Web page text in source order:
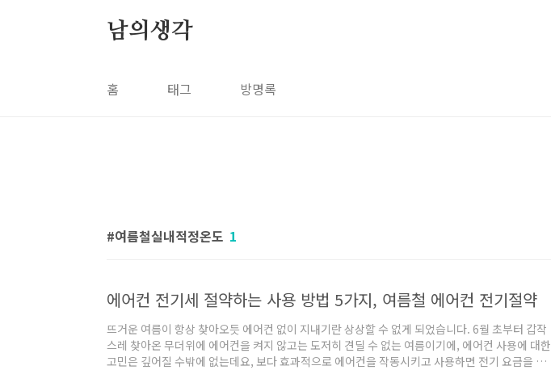
남의생각
홈 태그 방명록
여름철실내적정온도 1
에어컨 전기세 절약하는 사용 방법 5가지, 여름철 에어컨 전기절약
뜨거운 여름이 항상 찾아오듯 에어컨 없이 지내기란 상상할 수 없게 되었습니다. 6월 초부터 갑작
스레 찾아온 무더위에 에어컨을 켜지 않고는 도저히 견딜 수 없는 여름이기에, 에어컨 사용에 대한
고민은 깊어질 수밖에 없는데요, 보다 효과적으로 에어컨을 작동시키고 사용하면 전기 요금을 대